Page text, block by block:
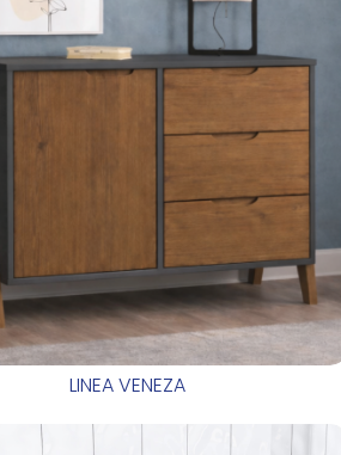
LINEA VENEZA